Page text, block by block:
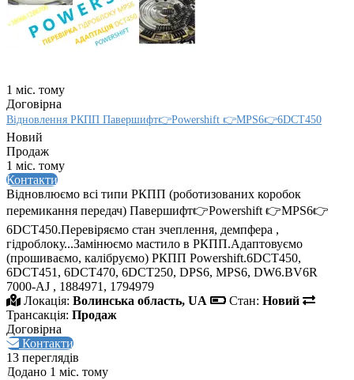
1 міс. тому
Договірна
Відновлення РКПП Павершифт👉Powershift 👉MPS6👉6DCT450
Новий
Продаж
1 міс. тому
Контакти
Відновлюємо всі типи РКПП (роботизованих коробок
перемикання передач) Павершифт👉Powershift 👉MPS6👉
6DCT450.Перевіряємо стан зчеплення, демпфера ,
гідроблоку...Замінюємо мастило в РКПП.Адаптовуємо
(прошиваємо, калібруємо) РКПП Powershift.6DCT450,
6DCT451, 6DCT470, 6DCT250, DPS6, MPS6, DW6.BV6R
7000-AJ , 1884971, 1794979
Локація: Волинська область, UA Стан: Новий
Трансакція: Продаж
Договірна
Контакти
13 переглядів
Додано 1 міс. тому